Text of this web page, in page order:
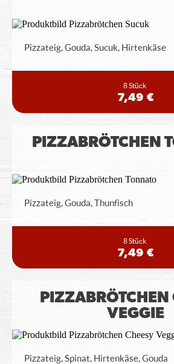
Pizzateig, Gouda, Sucuk, Hirtenkäse
8 Stück
7,49 €
PIZZABRÖTCHEN
Pizzateig, Gouda, Thunfisch
8 Stück
7,49 €
PIZZABRÖTCHEN
VEGGIE
Pizzateig, Spinat, Hirtenkäse, Gouda